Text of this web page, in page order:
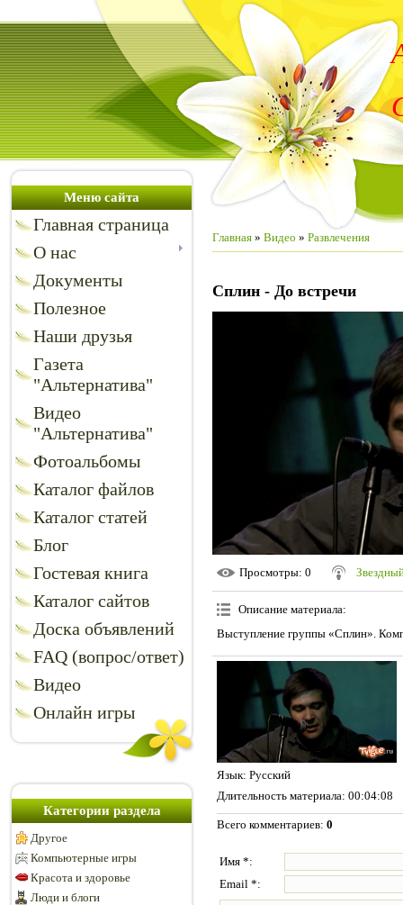
Меню сайта
Главная страница
О нас
Документы
Полезное
Наши друзья
Газета
"Альтернатива"
Видео
"Альтернатива"
Фотоальбомы
Каталог файлов
Каталог статей
Блог
Гостевая книга
Каталог сайтов
Доска объявлений
FAQ (вопрос/ответ)
Видео
Онлайн игры
Категории раздела
Другое
Компьютерные игры
Красота и здоровье
Люди и блоги
Главная » Видео » Развлечения
Сплин - До встречи
Просмотры: 0
Описание материала:
Выступление группы «Сплин».
Язык: Русский
Длительность материала: 00:04:08
Всего комментариев: 0
Имя *:
Email *: